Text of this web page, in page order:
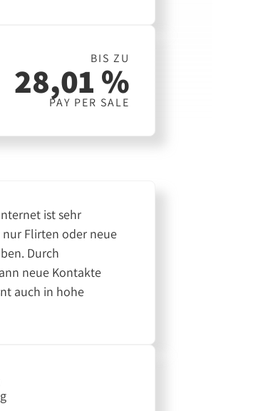
BIS ZU
28,01 %
PAY PER SALE
ist sehr
Flirten oder neue
Durch
neue Kontakte
auch in hohe